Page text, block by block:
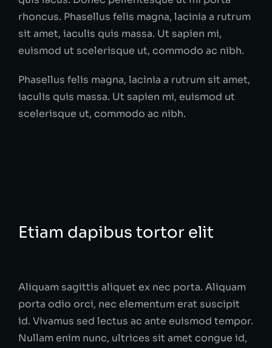
rhoncus. Phasellus felis magna, lacinia a rutrum
sit amet, iaculis quis massa. Ut sapien mi,
euismod ut scelerisque ut, commodo ac nibh.
Phasellus felis magna, lacinia a rutrum sit amet,
iaculis quis massa. Ut sapien mi, euismod ut
scelerisque ut, commodo ac nibh.
Etiam dapibus tortor elit
Aliquam sagittis aliquet ex nec porta. Aliquam
porta odio orci, nec elementum erat suscipit
id. Vivamus sed lectus ac ante euismod tempor.
Nullam enim nunc, ultrices sit amet congue id,